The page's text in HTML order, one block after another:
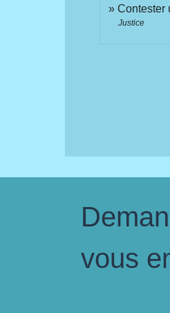
Contester
Justice
vous